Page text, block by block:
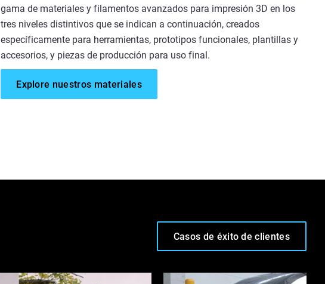
gama de materiales y filamentos avanzados para impresión 3D en los
tres niveles distintivos que se indican a continuación, creados
específicamente para herramientas, prototipos funcionales, plantillas y
accesorios, y piezas de producción para uso final.
Explore nuestros materiales
Casos de éxito de clientes